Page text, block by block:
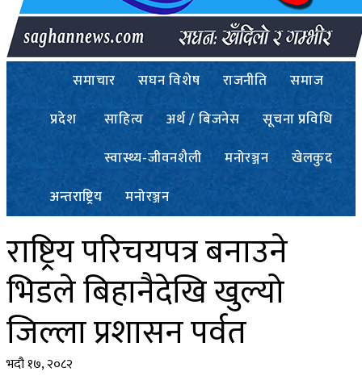
समाचार सघन विशेष राजनीति
समाज
प्रदेश
साहित्य अर्थ / बिजनेस
सूचना प्रविधि
स्वास्थ्य-जीवनशैली
मनोरञ्जन
खेलकुद
अन्तराष्ट्रिय
मनोरञ्जन
राष्ट्रिय परिचयपत्र बनाउने
भिडले बिहानैदेखि खुल्यो
जिल्ला प्रशासन पर्वत
भदौ १७, २०८२